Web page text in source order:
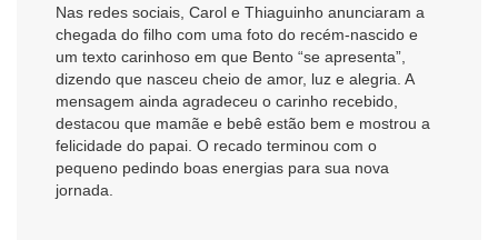
Nas redes sociais, Carol e Thiaguinho anunciaram a
chegada do filho com uma foto do recém-nascido e
um texto carinhoso em que Bento “se apresenta”,
dizendo que nasceu cheio de amor, luz e alegria. A
mensagem ainda agradeceu o carinho recebido,
destacou que mamãe e bebê estão bem e mostrou a
felicidade do papai. O recado terminou com o
pequeno pedindo boas energias para sua nova
jornada.